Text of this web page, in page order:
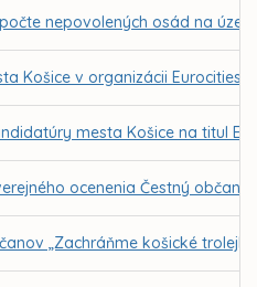
nepovolených osád na
Košice v organizácii Eurocities
mesta Košice na titul
ocenenia Čestný občan
„Zachráňme košické